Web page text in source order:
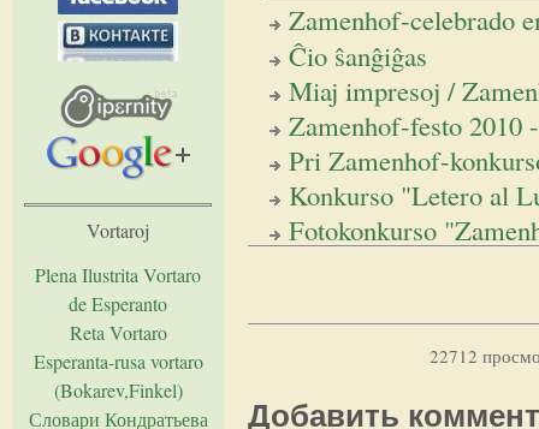
Zamenhof-celebrado
Ĉio ŝanĝiĝas
Miaj impresoj /
Zamenhof-festo 2010
Pri Zamenhof-
Konkurso "Letero al
Fotokonkurso
22712
Добавить
Vortaroj
Plena Ilustrita Vortaro
de Esperanto
Reta Vortaro
Esperanta-rusa vortaro
(Bokarev,Finkel)
Словари Кондратьева